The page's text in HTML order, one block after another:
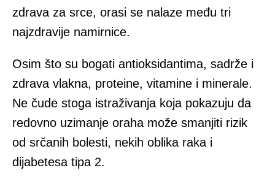
zdrava za srce, orasi se nalaze među tri
najzdravije namirnice.
Osim što su bogati antioksidantima, sadrže i
zdrava vlakna, proteine, vitamine i minerale.
Ne čude stoga istraživanja koja pokazuju da
redovno uzimanje oraha može smanjiti rizik
od srčanih bolesti, nekih oblika raka i
dijabetesa tipa 2.